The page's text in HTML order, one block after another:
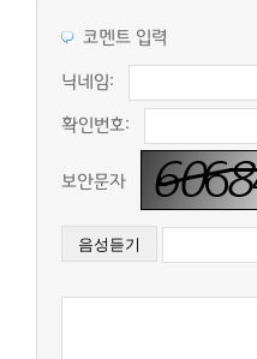
코멘트 입력
닉네임:
확인번호:
보안문자